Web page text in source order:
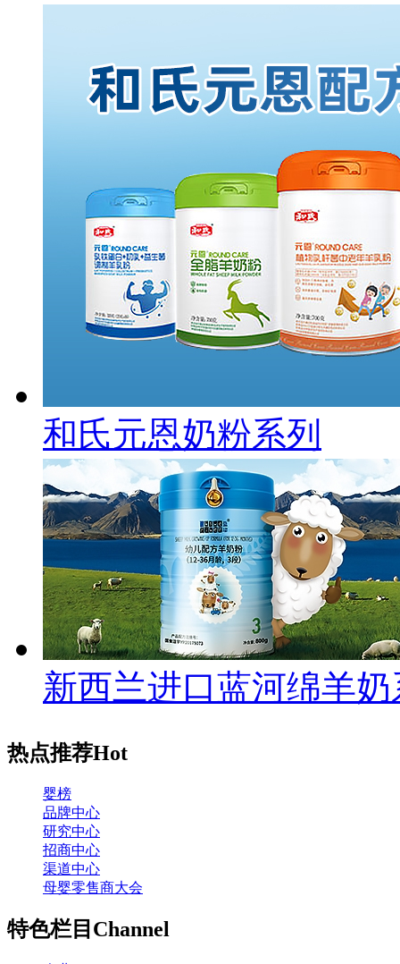
和氏元恩奶粉系列
新西兰进口蓝河绵羊奶
热点推荐Hot
婴榜
品牌中心
研究中心
招商中心
渠道中心
母婴零售商大会
特色栏目 Channel